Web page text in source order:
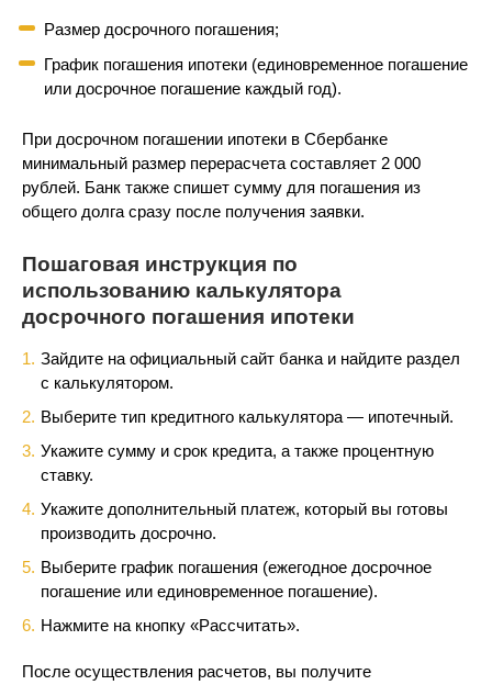
Размер досрочного погашения;
График погашения ипотеки (единовременное погашение
или досрочное погашение каждый год).
При досрочном погашении ипотеки в Сбербанке
минимальный размер перерасчета составляет 2 000
рублей. Банк также спишет сумму для погашения из
общего долга сразу после получения заявки.
Пошаговая инструкция по
использованию калькулятора
досрочного погашения ипотеки
Зайдите на официальный сайт банка и найдите раздел
с калькулятором.
Выберите тип кредитного калькулятора — ипотечный.
Укажите сумму и срок кредита, а также процентную
ставку.
Укажите дополнительный платеж, который вы готовы
производить досрочно.
Выберите график погашения (ежегодное досрочное
погашение или единовременное погашение).
Нажмите на кнопку «Рассчитать».
После осуществления расчетов, вы получите